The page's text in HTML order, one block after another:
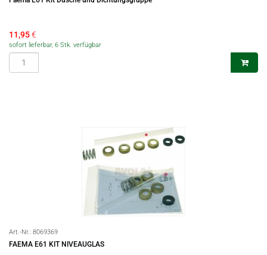
11,95€
sofort lieferbar, 6 Stk. verfügbar
Art.-Nr.: 8069369
FAEMA E61 KIT NIVEAUGLAS